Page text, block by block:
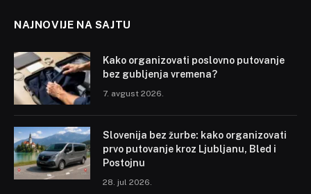
NAJNOVIJE NA SAJTU
Kako organizovati poslovno putovanje
bez gubljenja vremena?
7. avgust 2026.
Slovenija bez žurbe: kako organizovati
prvo putovanje kroz Ljubljanu, Bled i
Postojnu
28. jul 2026.